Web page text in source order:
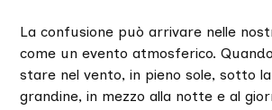
La confusione può arrivare nelle
come un evento atmosferico.
stare nel vento, in pieno sole, sotto
grandine, in mezzo alla notte e al